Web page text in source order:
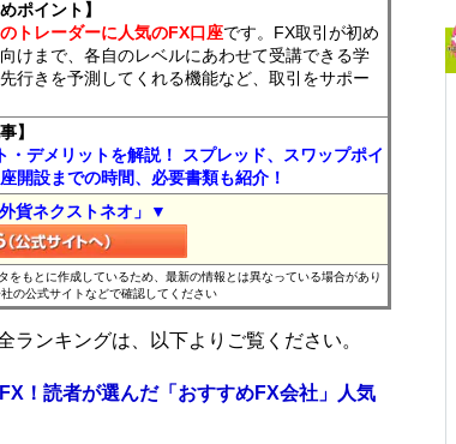
ポイント】
トレーダーに人気のFX口座です。FX取引が初め
けまで、各自のレベルにあわせて受講できる学
行きを予測してくれる機能など、取引をサポー
】
デメリットを解説！ スプレッド、スワップポイ
開設までの時間、必要書類も紹介！
貨ネクストネオ」▼
もとに作成しているため、最新の情報とは異なっている場合があり
の公式サイトなどで確認してください
ンキングは、以下よりご覧ください。
！読者が選んだ「おすすめFX会社」人気